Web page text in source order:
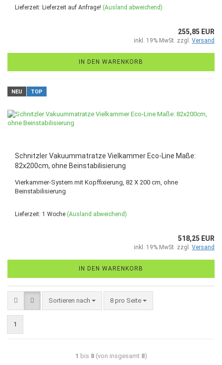
Lieferzeit: Lieferzeit auf Anfrage! (Ausland abweichend)
255,85 EUR
inkl. 19% MwSt. zzgl. Versand
IN DEN WARENKORB
NEU TOP
Schnitzler Vakuummatratze Vielkammer Eco-Line Maße:
82x200cm, ohne Beinstabilisierung
Vierkammer-System mit Kopffixierung, 82 X 200 cm, ohne
Beinstabilisierung
Lieferzeit: 1 Woche (Ausland abweichend)
518,25 EUR
inkl. 19% MwSt. zzgl. Versand
IN DEN WARENKORB
Sortieren nach 8 pro Seite
1
1 bis 8(von insgesamt 8)